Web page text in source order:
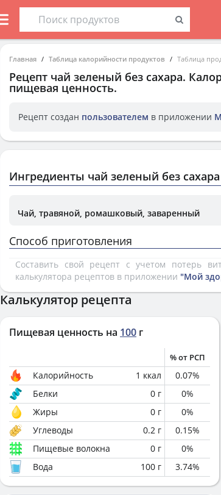
Главная Таблица калорийности продуктов Таблица
Рецепт чай зеленый без сахара.
пищевая ценность.
Рецепт создан пользователем в приложении
Ингредиенты чай зеленый без сахара
Чай, травяной, ромашковый, заваренный
Способ приготовления
Составить свой рецепт с учетом потерь
калькулятора рецептов в приложении "Мой
Калькулятор рецепта
Пищевая ценность на 100 г
% от РСП
Калорийность 1 ккал 0.07%
Белки
0 г 0%
Жиры
0 г 0%
Углеводы
0.2 г 0.15%
Пищевые волокна
0 г 0%
Вода
100 г 3.74%